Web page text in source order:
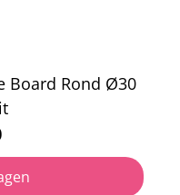
Board Rond Ø30